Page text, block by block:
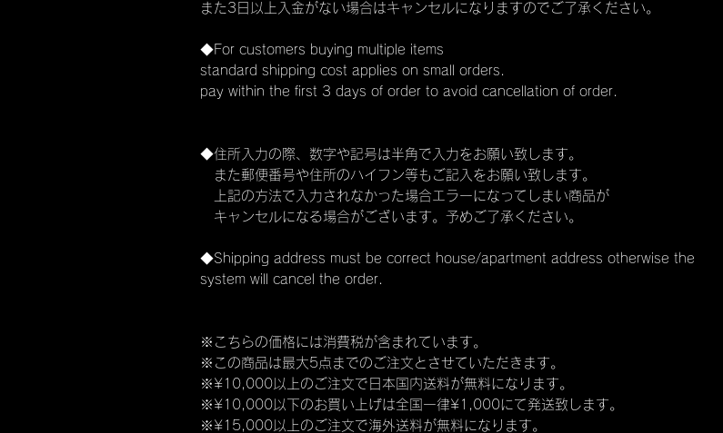
また3日以上入金がない場合はキャンセルになりますのでご了承ください。
◆For customers buying multiple items
standard shipping cost applies on small orders.
pay within the first 3 days of order to avoid cancellation of order.
◆住所入力の際、数字や記号は半角で入力をお願い致します。
また郵便番号や住所のハイフン等もご記入をお願い致します。
上記の方法で入力されなかった場合エラーになってしまい商品が
キャンセルになる場合がございます。予めご了承ください。
◆Shipping address must be correct house/apartment address otherwise the
system will cancel the order.
※こちらの価格には消費税が含まれています。
※この商品は最大5点までのご注文とさせていただきます。
※¥10,000以上のご注文で日本国内送料が無料になります。
※¥10,000以下のお買い上げは全国一律¥1,000にて発送致します。
※¥15,000以上のご注文で海外送料が無料になります。